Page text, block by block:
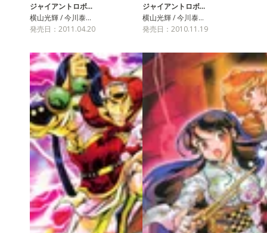
ジャイアントロボ…
横山光輝 / 今川泰…
発売日：2011.04.20
ジャイアントロボ…
横山光輝 / 今川泰…
発売日：2010.11.19